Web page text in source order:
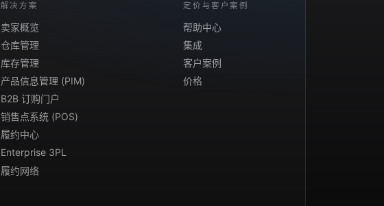
解决方案
卖家概览
仓库管理
库存管理
产品信息管理 (PIM)
B2B 订购门户
销售点系统 (POS)
履约中心
Enterprise 3PL
履约网络
定价与客户案例
帮助中心
集成
客户案例
价格